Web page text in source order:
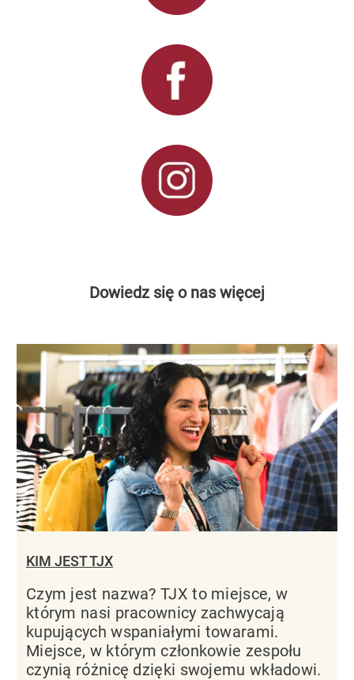
Dowiedz się o nas więcej
KIM JEST TJX
Czym jest nazwa? TJX to miejsce, w
którym nasi pracownicy zachwycają
kupujących wspaniałymi towarami.
Miejsce, w którym członkowie zespołu
czynią różnicę dzięki swojemu wkładowi.